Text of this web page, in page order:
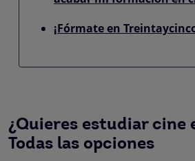
¡Fórmate en
¿Quieres estudiar cine
Todas las opciones